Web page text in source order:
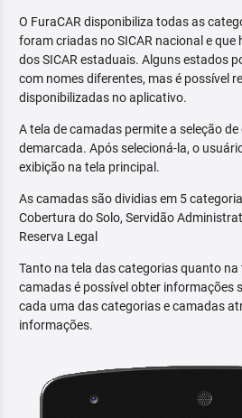
O FuraCAR disponibiliza todas as
foram criadas no SICAR nacional e que
dos SICAR estaduais. Alguns estados
com nomes diferentes, mas é possível
disponibilizadas no aplicativo.
A tela de camadas permite a seleção
demarcada. Após selecioná-la, o
exibição na tela principal.
As camadas são dividias em 5
Cobertura do Solo, Servidão
Reserva Legal
Tanto na tela das categorias quanto na
camadas é possível obter informações
cada uma das categorias e camadas
informações.